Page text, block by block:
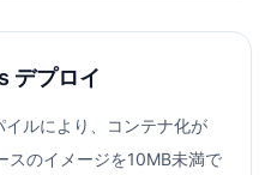
デプロイ
ルにより、コンテナ化が
のイメージを10MB未満で